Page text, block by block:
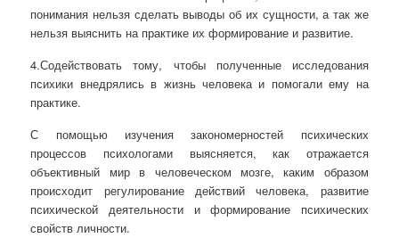
понимания нельзя сделать выводы об их сущности, а так же
нельзя выяснить на практике их формирование и развитие.
4.Содействовать тому, чтобы полученные исследования
психики внедрялись в жизнь человека и помогали ему на
практике.
С помощью изучения закономерностей психических
процессов психологами выясняется, как отражается
объективный мир в человеческом мозге, каким образом
происходит регулирование действий человека, развитие
психической деятельности и формирование психических
свойств личности.